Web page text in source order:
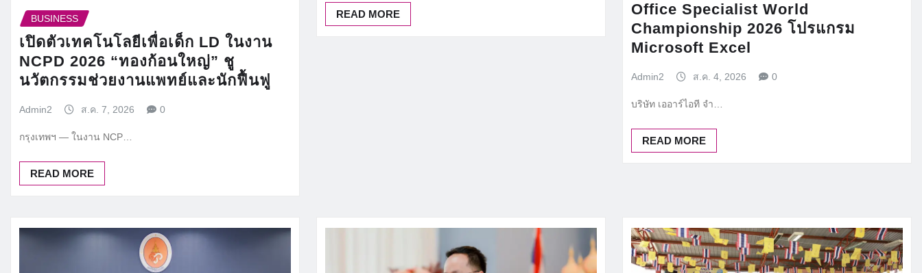
BUSINESS
เปิดตัวเทคโนโลยีเพื่อเด็ก LD ในงาน
NCPD 2026 “ทองก้อนใหญ่” ชู
นวัตกรรมช่วยงานแพทย์และนักฟื้นฟู
Admin2 ส.ค. 7, 2026 0
กรุงเทพฯ — ในงาน NCP…
READ MORE
READ MORE
Office Specialist World
Championship 2026 โปรแกรม
Microsoft Excel
Admin2 ส.ค. 4, 2026 0
บริษัท เออาร์ไอที จำ…
READ MORE